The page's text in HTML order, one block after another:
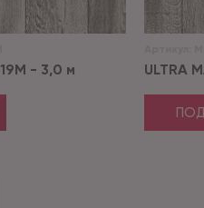
- 3,0 м ULTRA